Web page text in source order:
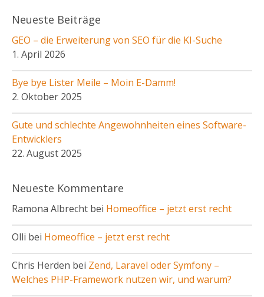
Neueste Beiträge
GEO – die Erweiterung von SEO für die KI-Suche
1. April 2026
Bye bye Lister Meile – Moin E-Damm!
2. Oktober 2025
Gute und schlechte Angewohnheiten eines Software-
Entwicklers
22. August 2025
Neueste Kommentare
Ramona Albrecht bei Homeoffice – jetzt erst recht
Olli bei Homeoffice – jetzt erst recht
Chris Herden bei Zend, Laravel oder Symfony –
Welches PHP-Framework nutzen wir, und warum?